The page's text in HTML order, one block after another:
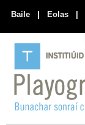
Baile | Eolas |